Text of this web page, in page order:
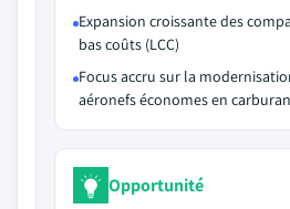
Expansion croissante des
bas coûts (LCC)
Focus accru sur la
aéronefs économes en
Opportunité